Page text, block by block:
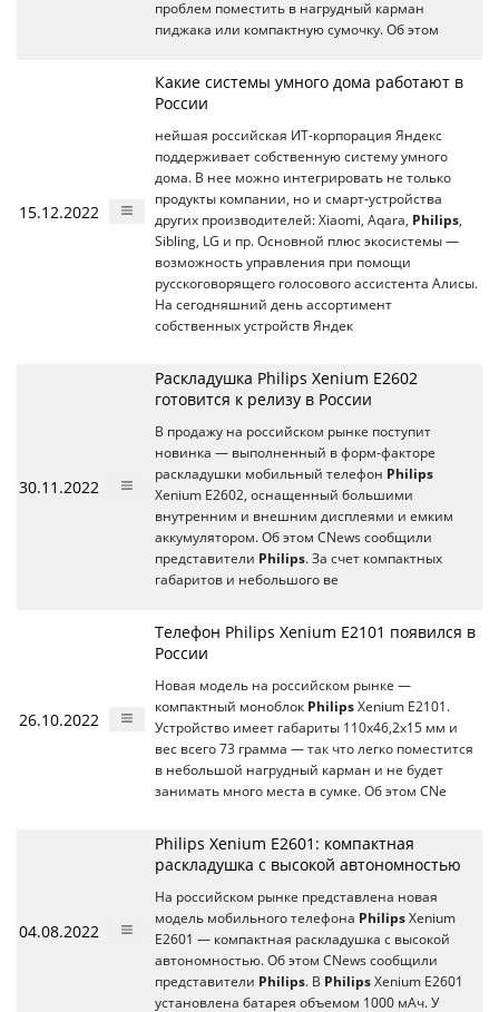
проблем поместить в нагрудный карман
пиджака или компактную сумочку. Об этом
15.12.2022
Какие системы умного дома работают в
России
нейшая российская ИТ-корпорация Яндекс
поддерживает собственную систему умного
дома. В нее можно интегрировать не только
продукты компании, но и смарт-устройства
других производителей: Xiaomi, Aqara, Philips
Sibling, LG и пр. Основной плюс экосистемы —
возможность управления при помощи
русскоговорящего голосового ассистента Алисы.
На сегодняшний день ассортимент
собственных устройств Яндек
30.11.2022
Раскладушка Philips Xenium E2602
готовится к релизу в России
В продажу на российском рынке поступит
новинка — выполненный в форм-факторе
раскладушки мобильный телефон Philips
Xenium E2602, оснащенный большими
внутренним и внешним дисплеями и емким
аккумулятором. Об этом CNews сообщили
представители Philips. За счет компактных
габаритов и небольшого ве
26.10.2022
Телефон Philips Xenium E2101 появился в
России
Новая модель на российском рынке —
компактный моноблок Philips Xenium E2101.
Устройство имеет габариты 110х46,2х15 мм и
вес всего 73 грамма — так что легко поместится
в небольшой нагрудный карман и не будет
занимать много места в сумке. Об этом CNe
04.08.2022
Philips Xenium E2601: компактная
раскладушка с высокой автономностью
На российском рынке представлена новая
модель мобильного телефона Philips Xenium
E2601 — компактная раскладушка с высокой
автономностью. Об этом CNews сообщили
представители Philips. В Philips Xenium E2601
установлена батарея объемом 1000 мАч. У